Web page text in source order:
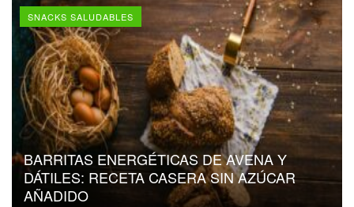
SNACKS SALUDABLES
BARRITAS ENERGÉTICAS DE AVENA Y
DÁTILES: RECETA CASERA SIN AZÚCAR
AÑADIDO